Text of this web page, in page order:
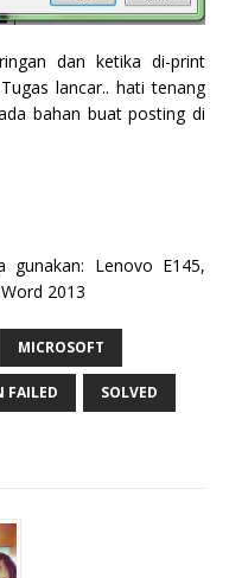
dan ketika di-print
lancar.. hati tenang
bahan buat posting di
gunakan: Lenovo E145,
2013
MICROSOFT
FAILED SOLVED